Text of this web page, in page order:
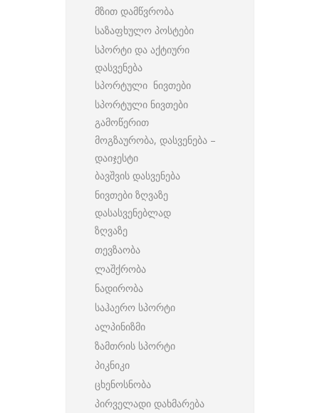
მზით დამწვრობა
საზაფხულო პოსტები
სპორტი და აქტიური
დასვენება
სპორტული ნივთები
სპორტული ნივთები
გამოწერით
მოგზაურობა, დასვენება –
დაიჯესტი
ბავშვის დასვენება
ნივთები ზღვაზე
დასასვენებლად
ზღვაზე
თევზაობა
ლაშქრობა
ნადირობა
საჰაერო სპორტი
ალპინიზმი
ზამთრის სპორტი
პიკნიკი
ცხენოსნობა
პირველადი დახმარება